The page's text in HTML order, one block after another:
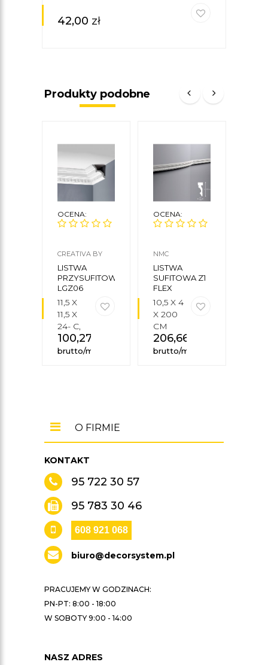
42,00 zł
Produkty podobne
OCENA:
CREATIVA BY
CEZAR
LISTWA
PRZYSUFITOWA
LGZ06
11,5 X
11,5 X
24- C,
100,27
brutto/mb
OCENA:
NMC
LISTWA
SUFITOWA Z1
FLEX
10,5 X 4
X 200
CM
206,66
brutto/mb
KONTAKT
95 722 30 57
95 783 30 46
608 921 068
biuro@decorsystem.pl
PRACUJEMY W GODZINACH:
PN-PT: 8:00 - 18:00
W SOBOTY 9:00 - 14:00
NASZ ADRES
O FIRMIE